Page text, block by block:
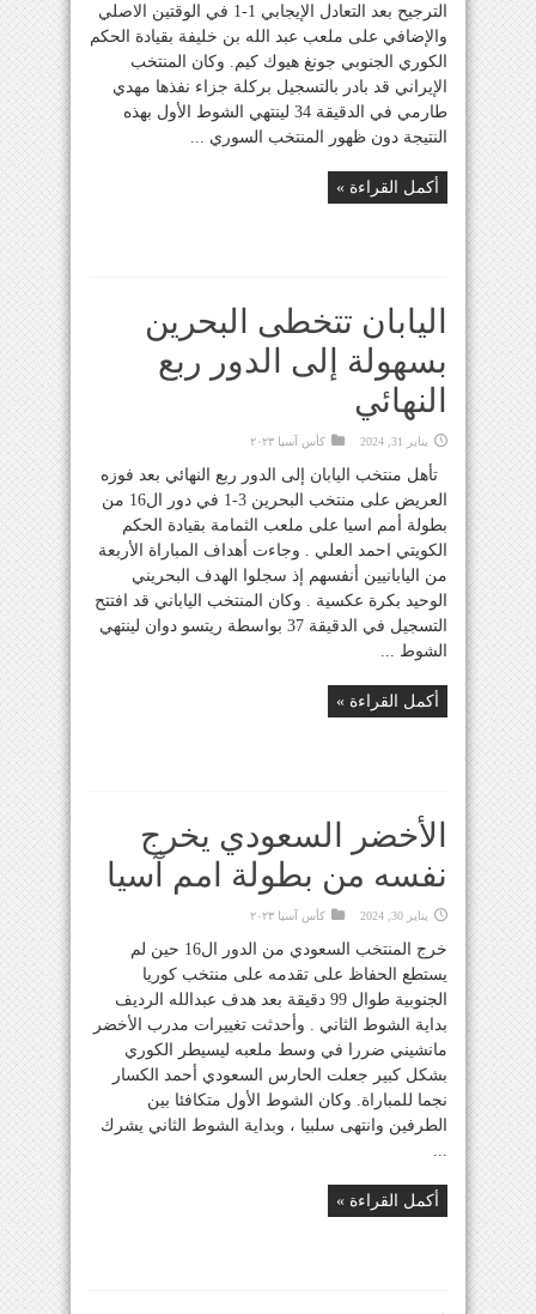
الترجيح بعد التعادل الإيجابي 1-1 في الوقتين الاصلي
والإضافي على ملعب عبد الله بن خليفة بقيادة الحكم
الكوري الجنوبي جونغ هيوك كيم. وكان المنتخب
الإيراني قد بادر بالتسجيل بركلة جزاء نفذها مهدي
طارمي في الدقيقة 34 لينتهي الشوط الأول بهذه
النتيجة دون ظهور المنتخب السوري ...
أكمل القراءة »
اليابان تتخطى البحرين
بسهولة إلى الدور ربع
النهائي
يناير 31, 2024 كأس آسيا ٢٠٢٣
تأهل منتخب اليابان إلى الدور ربع النهائي بعد فوزه
العريض على منتخب البحرين 3-1 في دور ال16 من
بطولة أمم اسيا على ملعب الثمامة بقيادة الحكم
الكويتي احمد العلي . وجاءت أهداف المباراة الأربعة
من اليابانيين أنفسهم إذ سجلوا الهدف البحريني
الوحيد بكرة عكسية . وكان المنتخب الياباني قد افتتح
التسجيل في الدقيقة 37 بواسطة ريتسو دوان لينتهي
الشوط ...
أكمل القراءة »
الأخضر السعودي يخرج
نفسه من بطولة امم آسيا
يناير 30, 2024 كأس آسيا ٢٠٢٣
خرج المنتخب السعودي من الدور ال16 حين لم
يستطع الحفاظ على تقدمه على منتخب كوريا
الجنوبية طوال 99 دقيقة بعد هدف عبدالله الرديف
بداية الشوط الثاني . وأحدثت تغييرات مدرب الأخضر
مانشيني ضررا في وسط ملعبه ليسيطر الكوري
بشكل كبير جعلت الحارس السعودي أحمد الكسار
نجما للمباراة. وكان الشوط الأول متكافئا بين
الطرفين وانتهى سلبيا ، وبداية الشوط الثاني يشرك
...
أكمل القراءة »